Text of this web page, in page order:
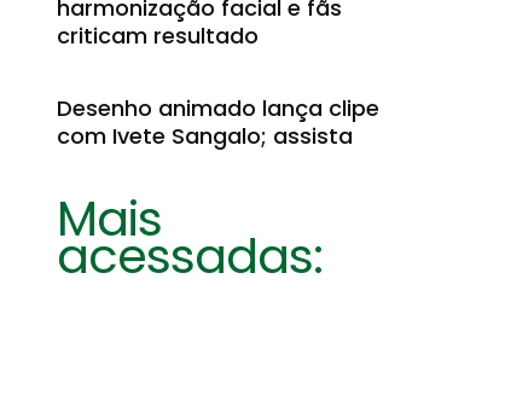
harmonização facial e fãs
criticam resultado
Desenho animado lança clipe
com Ivete Sangalo; assista
Mais
acessadas: